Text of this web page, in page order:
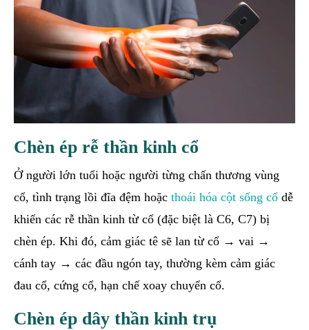
Chèn ép rễ thần kinh cổ
Ở người lớn tuổi hoặc người từng chấn thương vùng
cổ, tình trạng lồi đĩa đệm hoặc thoái hóa cột sống cổ dễ
khiến các rễ thần kinh từ cổ (đặc biệt là C6, C7) bị
chèn ép. Khi đó, cảm giác tê sẽ lan từ cổ → vai →
cánh tay → các đầu ngón tay, thường kèm cảm giác
đau cổ, cứng cổ, hạn chế xoay chuyển cổ.
Chèn ép dây thần kinh trụ